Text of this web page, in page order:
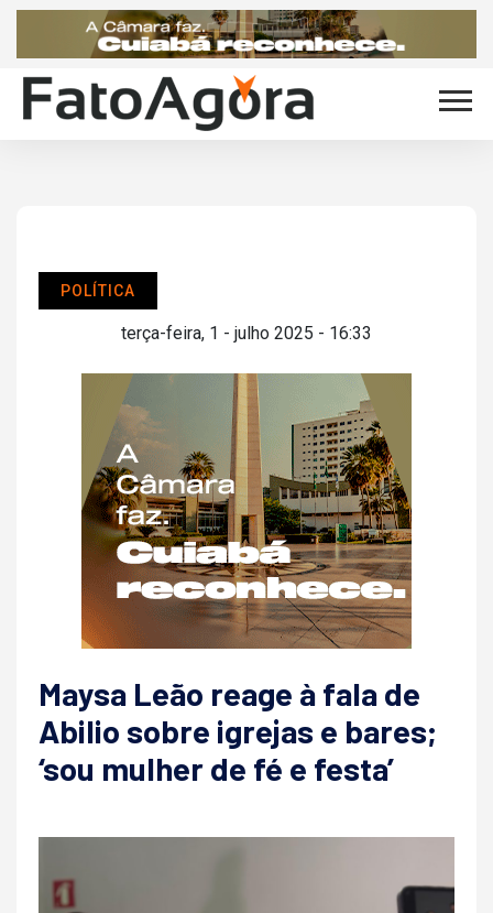
POLÍTICA
terça-feira, 1 - julho 2025 - 16:33
Maysa Leão reage à fala de
Abilio sobre igrejas e bares;
‘sou mulher de fé e festa’